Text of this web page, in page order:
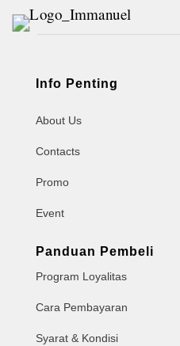
Info Penting
About Us
Contacts
Promo
Event
Panduan Pembeli
Program Loyalitas
Cara Pembayaran
Syarat & Kondisi